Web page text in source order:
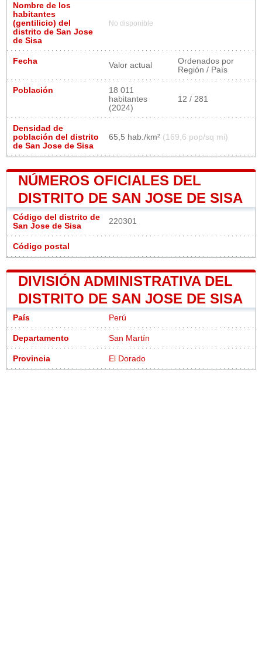
Nombre de los
habitantes
(gentilicio) del
distrito de San Jose
de Sisa
No disponible
Fecha Valor actual
Ordenados por
Región / País
Población
18 011
habitantes
(2024)
12 / 281
Densidad de
población del distrito
de San Jose de Sisa
65,5 hab./km² (169,6 pop/sq mi)
NÚMEROS OFICIALES DEL
DISTRITO DE SAN JOSE DE SISA
Código del distrito de
San Jose de Sisa
220301
Código postal
DIVISIÓN ADMINISTRATIVA DEL
DISTRITO DE SAN JOSE DE SISA
País Perú
Departamento San Martín
Provincia El Dorado